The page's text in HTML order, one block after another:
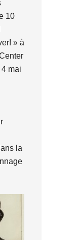
10
» à
mai
la